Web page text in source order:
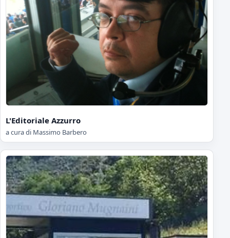
L'Editoriale Azzurro
a cura di Massimo Barbero